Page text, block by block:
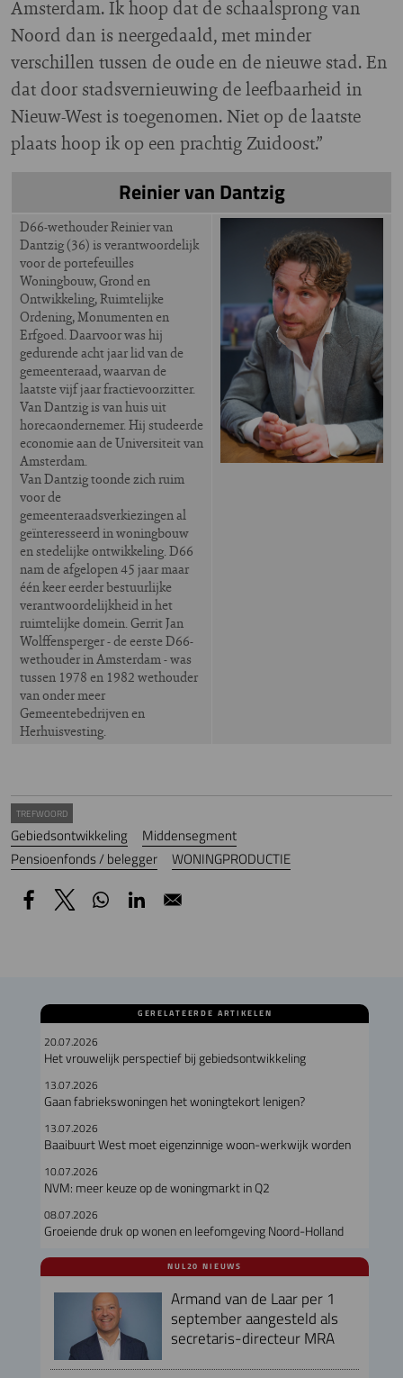
Amsterdam. Ik hoop dat de schaalsprong van
Noord dan is neergedaald, met minder
verschillen tussen de oude en de nieuwe stad. En
dat door stadsvernieuwing de leefbaarheid in
Nieuw-West is toegenomen. Niet op de laatste
plaats hoop ik op een prachtig Zuidoost.”
Reinier van Dantzig
D66-wethouder Reinier van
Dantzig (36) is verantwoordelijk
voor de portefeuilles
Woningbouw, Grond en
Ontwikkeling, Ruimtelijke
Ordening, Monumenten en
Erfgoed. Daarvoor was hij
gedurende acht jaar lid van de
gemeenteraad, waarvan de
laatste vijf jaar fractievoorzitter.
Van Dantzig is van huis uit
horecaondernemer. Hij studeerde
economie aan de Universiteit van
Amsterdam.
Van Dantzig toonde zich ruim
voor de
gemeenteraadsverkiezingen al
geïnteresseerd in woningbouw
en stedelijke ontwikkeling. D66
nam de afgelopen 45 jaar maar
één keer eerder bestuurlijke
verantwoordelijkheid in het
ruimtelijke domein. Gerrit Jan
Wolffensperger - de eerste D66-
wethouder in Amsterdam - was
tussen 1978 en 1982 wethouder
van onder meer
Gemeentebedrijven en
Herhuisvesting.
TREFWOORD
Gebiedsontwikkeling
Middensegment
Pensioenfonds / belegger
WONINGPRODUCTIE
GERELATEERDE ARTIKELEN
20.07.2026
Het vrouwelijk perspectief bij gebiedsontwikkeling
13.07.2026
Gaan fabriekswoningen het woningtekort lenigen?
13.07.2026
Baaibuurt West moet eigenzinnige woon-werkwijk worden
10.07.2026
NVM: meer keuze op de woningmarkt in Q2
08.07.2026
Groeiende druk op wonen en leefomgeving Noord-Holland
NUL20 NIEUWS
Armand van de Laar per 1
september aangesteld als
secretaris-directeur MRA